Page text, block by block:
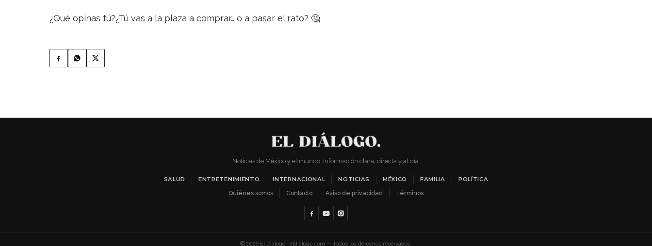
¿Qué opinas tú?¿Tú vas a la plaza a comprar… o a pasar el rato? 🤔
Noticias de México y el mundo. Información clara, directa y al día.
SALUD ENTRETENIMIENTO INTERNACIONAL NOTICIAS MÉXICO FAMILIA POLÍTICA
Quiénes somos Contacto Aviso de privacidad Términos
© 2026 El Diálogo · eldialogo.com — Todos los derechos reservados.